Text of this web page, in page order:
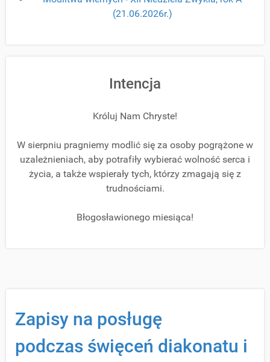
(21.06.2026r.)
Intencja
Króluj Nam Chryste!
W sierpniu pragniemy modlić się za osoby pogrążone w
uzależnieniach, aby potrafiły wybierać wolność serca i
życia, a także wspierały tych, którzy zmagają się z
trudnościami.
Błogosławionego miesiąca!
Zapisy na posługę
podczas święceń diakonatu i